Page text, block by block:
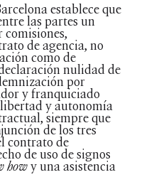
establece que
las partes un
comisiones,
de agencia, no
como de
nulidad de
por
y franquiciado
y autonomía
siempre que
de los tres
contrato de
de uso de signos
howy una asistencia